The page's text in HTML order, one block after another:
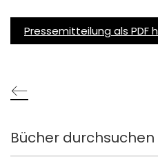
Pressemitteilung als PDF
Bücher durchsuchen